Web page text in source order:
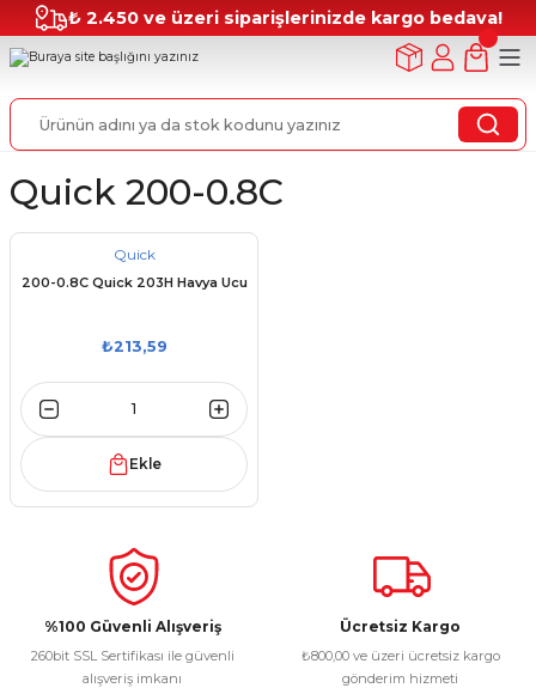
₺ 2.450 ve üzeri siparişlerinizde kargo bedava!
Quick 200-0.8C
Quick
200-0.8C Quick 203H Havya Ucu
₺213,59
Ekle
%100 Güvenli Alışveriş
260bit SSL Sertifikası ile güvenli
alışveriş imkanı
Ücretsiz Kargo
₺800,00 ve üzeri ücretsiz kargo
gönderim hizmeti